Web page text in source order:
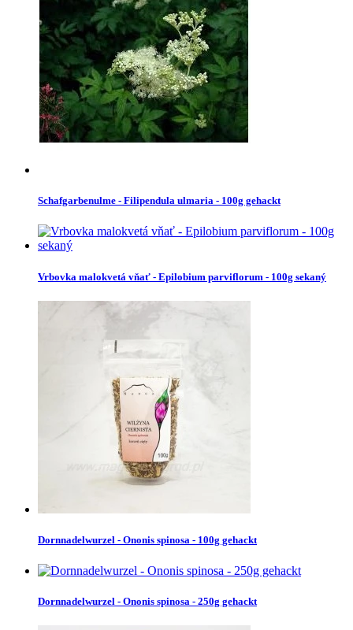
Schafgarbenulme - Filipendula ulmaria - 100g gehackt
Vrbovka malokvetá vňať - Epilobium parviflorum - 100g sekaný
Dornnadelwurzel - Ononis spinosa - 100g gehackt
Dornnadelwurzel - Ononis spinosa - 250g gehackt